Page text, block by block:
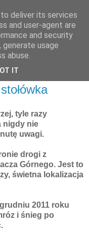
tyle razy
nigdy nie
uwagi.
drogi z
Górnego. Jest to
świetna lokalizacja
2011 roku
i śnieg po
deliver its services
and user-agent are
and security
usage
abuse.
IT